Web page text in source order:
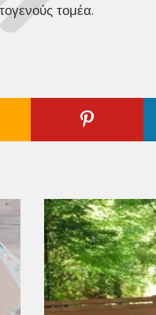
τομέα.
Pinterest